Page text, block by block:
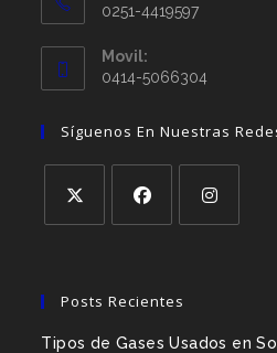
0251-4419597
Movil:
0414-5066304
Síguenos En Nuestras
Posts Recientes
Tipos de Gases Usados en